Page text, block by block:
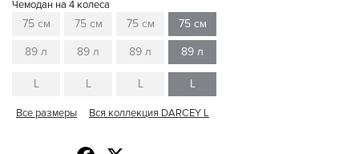
Чемодан на 4 колеса
75 см
89 л
L
75 см
89 л
L
75 см
89 л
L
75 см
89 л
L
Все размеры Вся коллекция DARCEY L